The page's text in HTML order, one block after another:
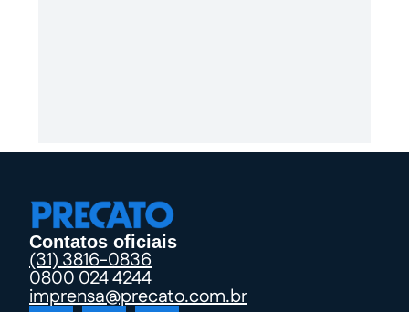
Contatos oficiais
(31) 3816-0836
0800 024 4244
imprensa@precato.com.br